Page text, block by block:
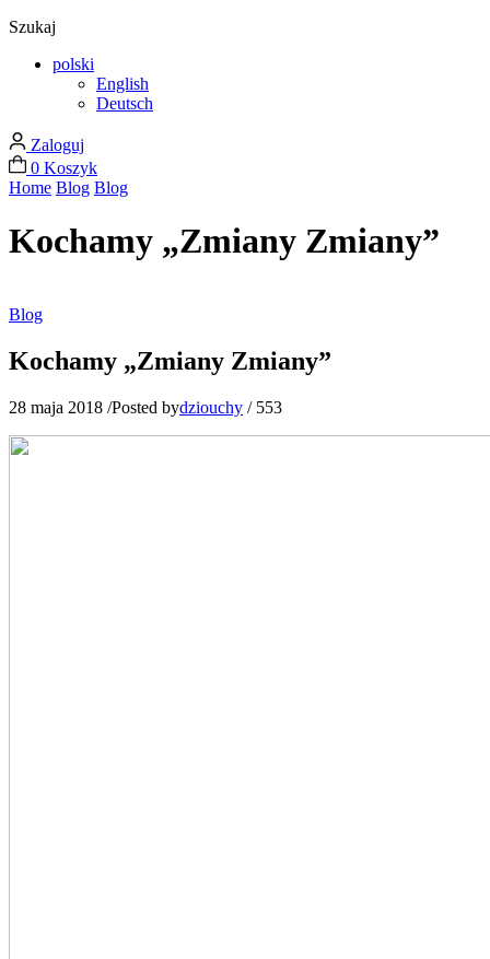
Szukaj
polski
English
Deutsch
Zaloguj
0 Koszyk
Home Blog Blog
Kochamy „Zmiany Zmiany”
Blog
Kochamy „Zmiany Zmiany”
28 maja 2018 /Posted bydziouchy / 553